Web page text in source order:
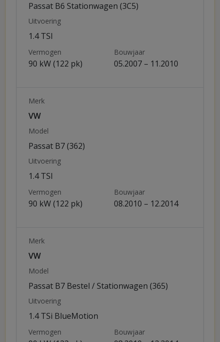
Passat B6 Stationwagen (3C5)
Uitvoering
1.4 TSI
Vermogen
90 kW (122 pk)
Bouwjaar
05.2007 – 11.2010
Merk
VW
Model
Passat B7 (362)
Uitvoering
1.4 TSI
Vermogen
90 kW (122 pk)
Bouwjaar
08.2010 – 12.2014
Merk
VW
Model
Passat B7 Bestel / Stationwagen (365)
Uitvoering
1.4 TSi BlueMotion
Vermogen Bouwjaar